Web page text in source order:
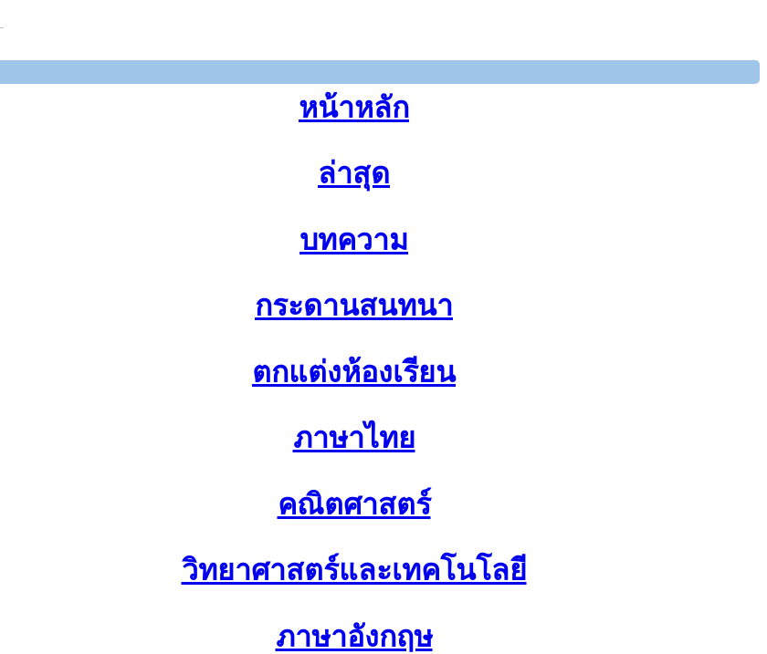
หน้าหลัก
ล่าสุด
บทความ
กระดานสนทนา
ตกแต่งห้องเรียน
ภาษาไทย
คณิตศาสตร์
วิทยาศาสตร์และเทคโนโลยี
ภาษาอังกฤษ